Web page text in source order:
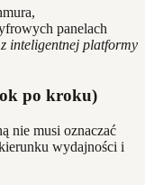
inteligentnej platformy
po kroku)
nie musi oznaczać
wydajności i